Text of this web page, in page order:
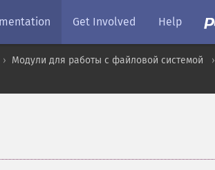
Get Involved Help
Модули для работы с файловой системой